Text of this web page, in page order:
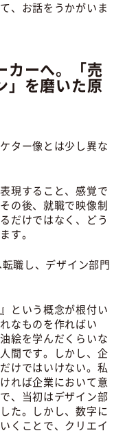
、お話をうかがいま
カーへ。「売
」を磨いた原
ター像とは少し異な
現すること、感覚で
の後、就職で映像制
だけではなく、どう
す。
職し、デザイン部門
という概念が根付い
なものを作ればい
絵を学んだくらいな
間です。しかし、企
けではいけない。私
れば企業において意
、当初はデザイン部
た。しかし、数字に
くことで、クリエイ